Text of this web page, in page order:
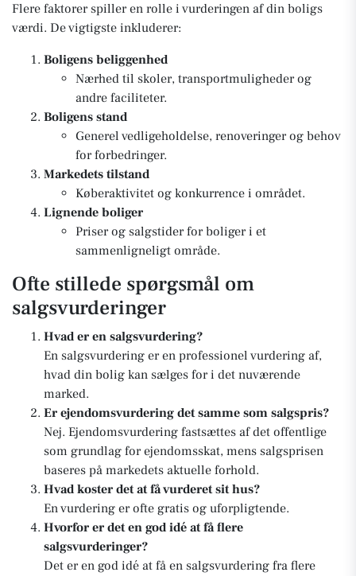
Flere faktorer spiller en rolle i vurderingen af din boligs
værdi. De vigtigste inkluderer:
Boligens beliggenhed
Nærhed til skoler, transportmuligheder og
andre faciliteter.
Boligens stand
Generel vedligeholdelse, renoveringer og behov
for forbedringer.
Markedets tilstand
Køberaktivitet og konkurrence i området.
Lignende boliger
Priser og salgstider for boliger i et
sammenligneligt område.
Ofte stillede spørgsmål om
salgsvurderinger
Hvad er en salgsvurdering?
En salgsvurdering er en professionel vurdering af,
hvad din bolig kan sælges for i det nuværende
marked.
Er ejendomsvurdering det samme som salgspris?
Nej. Ejendomsvurdering fastsættes af det offentlige
som grundlag for ejendomsskat, mens salgsprisen
baseres på markedets aktuelle forhold.
Hvad koster det at få vurderet sit hus?
En vurdering er ofte gratis og uforpligtende.
Hvorfor er det en god idé at få flere
salgsvurderinger?
Det er en god idé at få en salgsvurdering fra flere